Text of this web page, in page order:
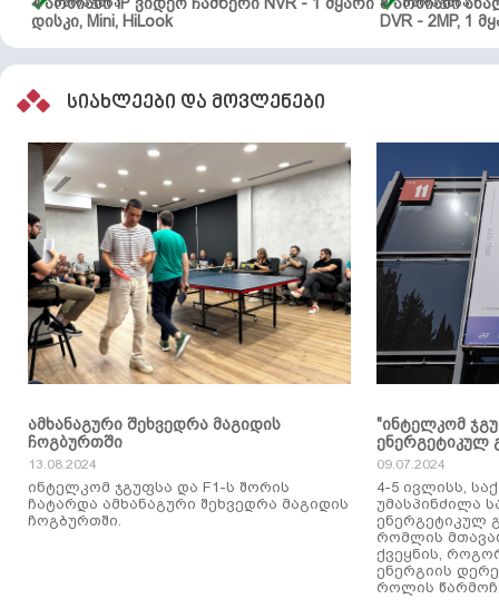
დისკი, Mini, HiLook
DVR - 2MP, 1
სიახლეები და მოვლენები
ამხანაგური შეხვედრა მაგიდის
ჩოგბურთში
13.08.2024
ინტელკომ ჯგუფსა და F1-ს შორის
ჩატარდა ამხანაგური შეხვედრა მაგიდის
ჩოგბურთში.
"ინტელკომ
ენერგეტიკულ
09.07.2024
4-5 ივლისს,
უმასპინძილა
ენერგეტიკულ
რომლის
ქვეყნის,
ენერგიის
როლის